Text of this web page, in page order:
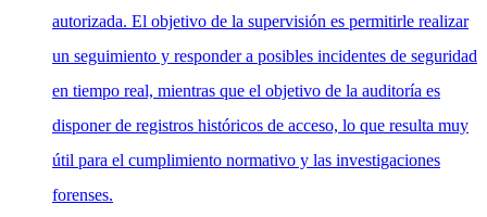
autorizada. El objetivo de la supervisión es permitirle realizar
un seguimiento y responder a posibles incidentes de seguridad
en tiempo real, mientras que el objetivo de la auditoría es
disponer de registros históricos de acceso, lo que resulta muy
útil para el cumplimiento normativo y las investigaciones
forenses.